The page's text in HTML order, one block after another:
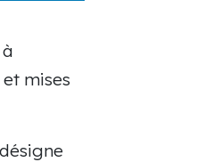
mises